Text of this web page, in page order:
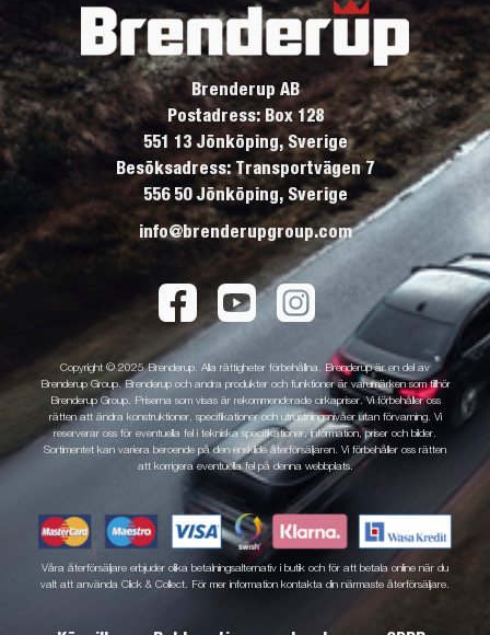
Brenderup AB
Postadress: Box 128
551 13 Jönköping, Sverige
Besöksadress: Transportvägen 7
556 50 Jönköping, Sverige
info@brenderupgroup.com
Copyright © 2025 Brenderup. Alla rättigheter förbehållna. Brenderup är en del av
Brenderup Group. Brenderup och andra produkter och funktioner är varumärken som tillhör
Brenderup Group. Priserna som visas är rekommenderade cirkapriser. Vi förbehåller oss
rätten att ändra konstruktioner, specifikationer och utrustningsnivåer utan förvarning. Vi
reserverar oss för eventuella fel i tekniska specifikationer, information, priser och bilder.
Sortimentet kan variera beroende på den enskilde återförsäljaren. Vi förbehåller oss rätten
att korrigera eventuella fel på denna webbplats.
Våra återförsäljare erbjuder olika betalningsalternativ i butik och för att betala online när du
valt att använda Click & Collect. För mer information kontakta din närmaste återförsäljare.